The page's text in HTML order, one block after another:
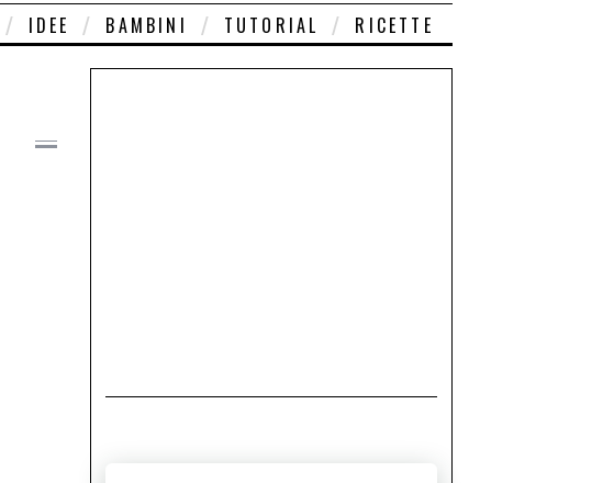
IDEE BAMBINI TUTORIAL RICETTE